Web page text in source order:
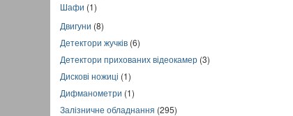
Шафи (1)
Двигуни (8)
Детектори жучків (6)
Детектори прихованих відеокамер (3)
Дискові ножиці (1)
Дифманометри (1)
Залізничне обладнання (295)